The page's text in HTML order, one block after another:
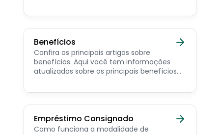
consignado privado.
Benefícios
Confira os principais artigos sobre
benefícios. Aqui você tem informações
atualizadas sobre os principais benefícios
pensionista e beneficiários de programas
Empréstimo Consignado
Como funciona a modalidade de